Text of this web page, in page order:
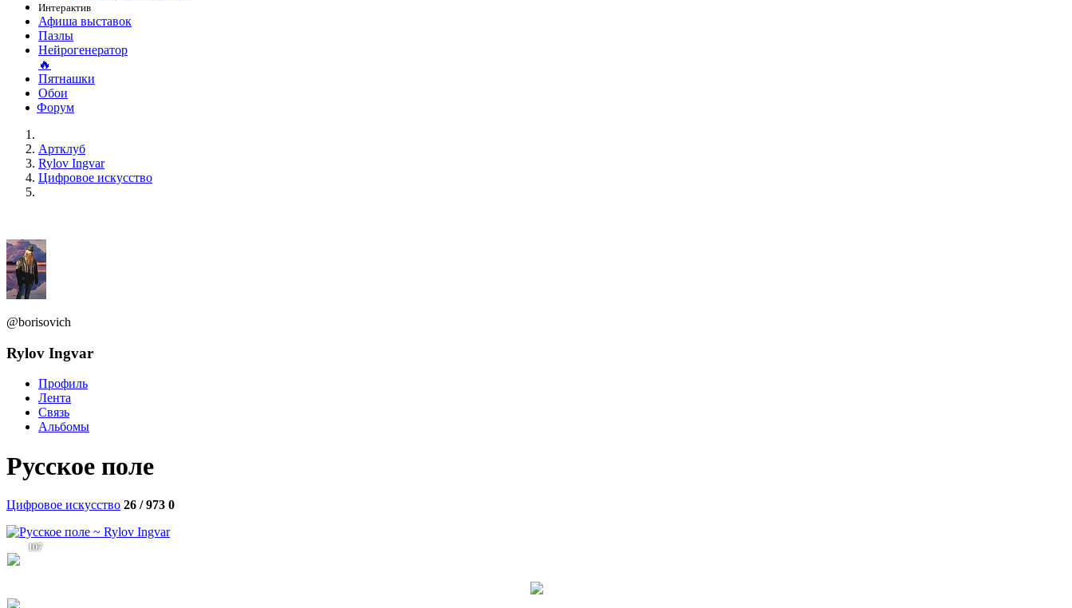
Интерактив
Афиша выставок
Пазлы
Нейрогенератор
🔥
Пятнашки
Обои
Форум
Артклуб
Rylov Ingvar
Цифровое искусство
@borisovich
Rylov Ingvar
Профиль
Лента
Связь
Альбомы
Русское поле
Цифровое искусство 26 / 973 0
107